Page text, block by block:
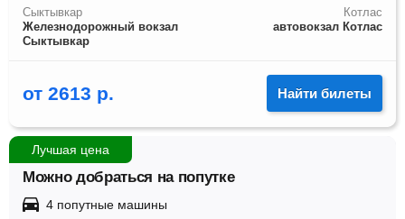
Сыктывкар
Железнодорожный вокзал
Сыктывкар
Котлас
автовокзал Котлас
от 2613 р. Найти билеты
Лучшая цена
Можно добраться на попутке
4 попутные машины